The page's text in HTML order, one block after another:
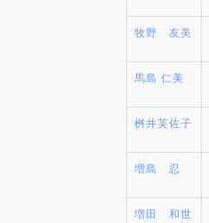
牧野 友美
馬島 仁美
桝井芙佐子
増島 忍
増田 和世